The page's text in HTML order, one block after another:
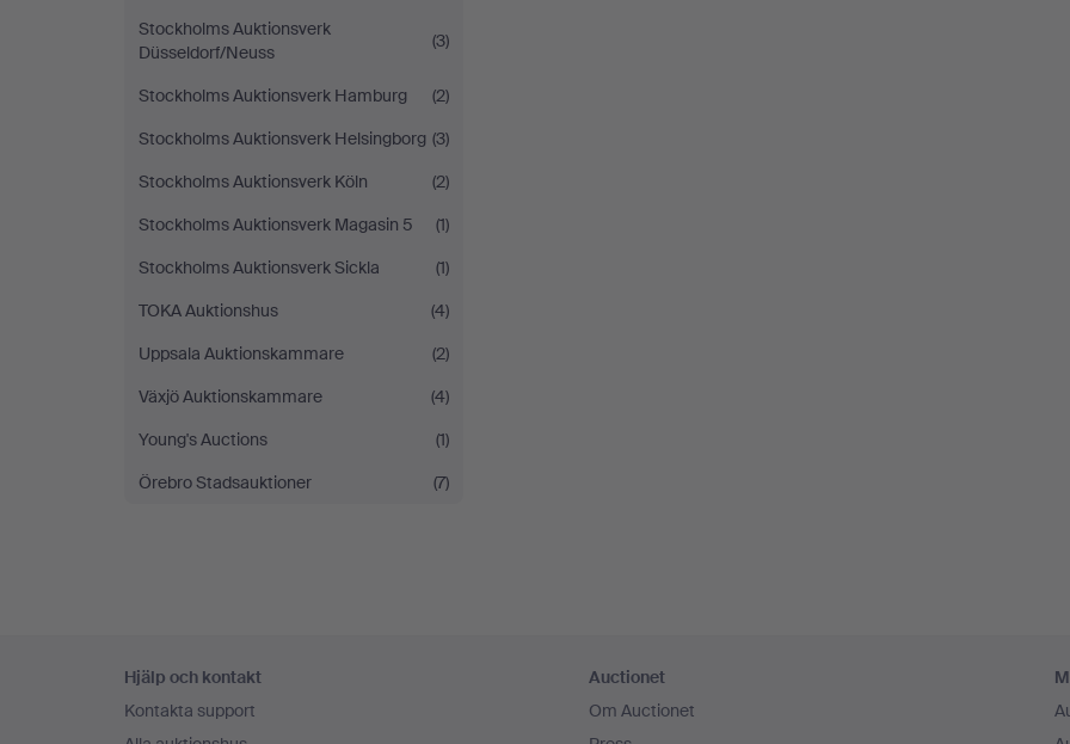
Stockholms Auktionsverk
Düsseldorf/Neuss
(3)
Stockholms Auktionsverk Hamburg
(2)
Stockholms Auktionsverk Helsingborg (3)
Stockholms Auktionsverk Köln
(2)
Stockholms Auktionsverk Magasin 5
(1)
Stockholms Auktionsverk Sickla
(1)
TOKA Auktionshus
(4)
Uppsala Auktionskammare
(2)
Växjö Auktionskammare
(4)
Young's Auctions
(1)
Örebro Stadsauktioner
(7)
Hjälp och kontakt
Kontakta support
Auctionet
Om Auctionet